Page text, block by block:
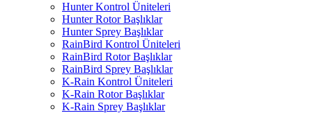
Hunter Kontrol Üniteleri
Hunter Rotor Başlıklar
Hunter Sprey Başlıklar
RainBird Kontrol Üniteleri
RainBird Rotor Başlıklar
RainBird Sprey Başlıklar
K-Rain Kontrol Üniteleri
K-Rain Rotor Başlıklar
K-Rain Sprey Başlıklar